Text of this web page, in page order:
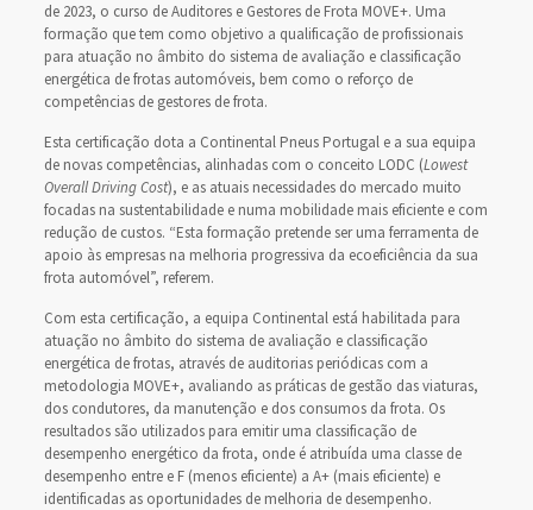
de 2023, o curso de Auditores e Gestores de Frota MOVE+. Uma
formação que tem como objetivo a qualificação de profissionais
para atuação no âmbito do sistema de avaliação e classificação
energética de frotas automóveis, bem como o reforço de
competências de gestores de frota.
Esta certificação dota a Continental Pneus Portugal e a sua equipa
de novas competências, alinhadas com o conceito LODC (Lowest
Overall Driving Cost), e as atuais necessidades do mercado muito
focadas na sustentabilidade e numa mobilidade mais eficiente e com
redução de custos. “Esta formação pretende ser uma ferramenta de
apoio às empresas na melhoria progressiva da ecoeficiência da sua
frota automóvel”, referem.
Com esta certificação, a equipa Continental está habilitada para
atuação no âmbito do sistema de avaliação e classificação
energética de frotas, através de auditorias periódicas com a
metodologia MOVE+, avaliando as práticas de gestão das viaturas,
dos condutores, da manutenção e dos consumos da frota. Os
resultados são utilizados para emitir uma classificação de
desempenho energético da frota, onde é atribuída uma classe de
desempenho entre e F (menos eficiente) a A+ (mais eficiente) e
identificadas as oportunidades de melhoria de desempenho.